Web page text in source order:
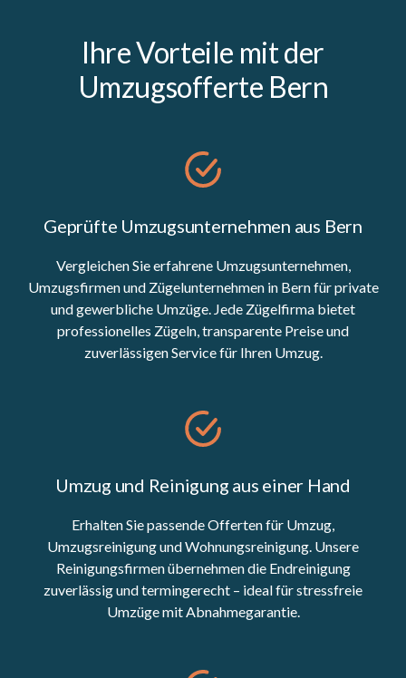
Ihre Vorteile mit der
Umzugsofferte Bern
Geprüfte Umzugsunternehmen aus Bern
Vergleichen Sie erfahrene Umzugsunternehmen,
Umzugsfirmen und Zügelunternehmen in Bern für private
und gewerbliche Umzüge. Jede Zügelfirma bietet
professionelles Zügeln, transparente Preise und
zuverlässigen Service für Ihren Umzug.
Umzug und Reinigung aus einer Hand
Erhalten Sie passende Offerten für Umzug,
Umzugsreinigung und Wohnungsreinigung. Unsere
Reinigungsfirmen übernehmen die Endreinigung
zuverlässig und termingerecht – ideal für stressfreie
Umzüge mit Abnahmegarantie.